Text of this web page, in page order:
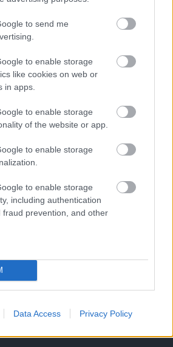
to send me
to enable storage
like cookies on web or
in apps.
to enable storage
of the website or app.
to enable storage
to enable storage
including authentication
fraud prevention, and other
Data Access Privacy Policy
elkerülésében
HIRDETÉS
HIRDETÉS
HIRDETÉS
az emberiség a Föld egész